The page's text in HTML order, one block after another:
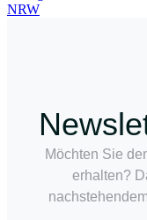
Möchten Sie
erhalten?